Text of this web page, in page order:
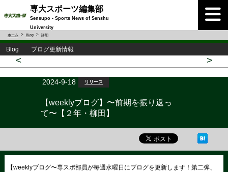
専大スポーツ編集部
Sensupo - Sports News of Senshu
University
ホーム Blog 詳細
Blog ブログ更新情報
< >
2024-9-18 リリース
【weeklyブログ】〜前期を振り返っ
て〜【２年・柳田】
【weeklyブログ〜専スポ部員が毎週水曜日にブログを更新します！第二弾、